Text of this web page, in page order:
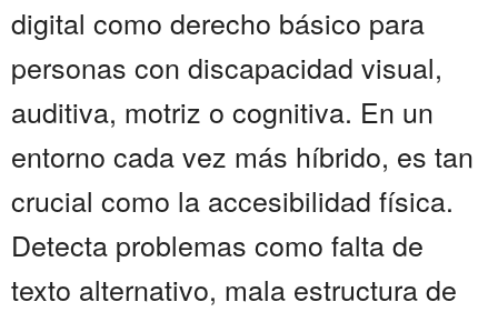
digital como derecho básico para
personas con discapacidad visual,
auditiva, motriz o cognitiva. En un
entorno cada vez más híbrido, es tan
crucial como la accesibilidad física.
Detecta problemas como falta de
texto alternativo, mala estructura de